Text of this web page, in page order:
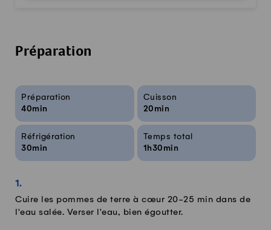
Préparation
Infos sur la recette
Préparation
40min
Cuisson
20min
Réfrigération
30min
Temps total
1h30min
Cuire les pommes de terre à cœur 20-25 min dans de
l'eau salée. Verser l'eau, bien égoutter.